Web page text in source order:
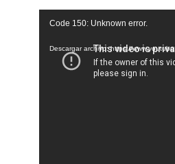
Reproductor
vídeo
Code 150: Unknown error.
Descargar archivo: https://